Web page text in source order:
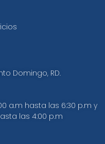
Domingo, RD.​
a.m hasta las 6:30 p.m y
las 4:00 p.m